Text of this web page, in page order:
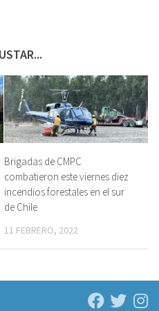
Brigadas de CMPC
combatieron este viernes diez
incendios forestales en el sur
de Chile
11 FEBRERO, 2022